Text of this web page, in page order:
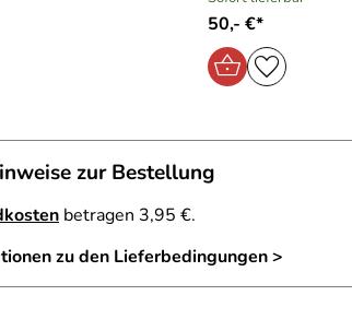
50,- €*
zur Bestellung
betragen 3,95 €.
zu den Lieferbedingungen >